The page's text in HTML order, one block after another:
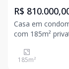
R$
Casa em condomínio à
com 185m² privativos, semimobiliada
com 03 vagas
descoberta.
185m²